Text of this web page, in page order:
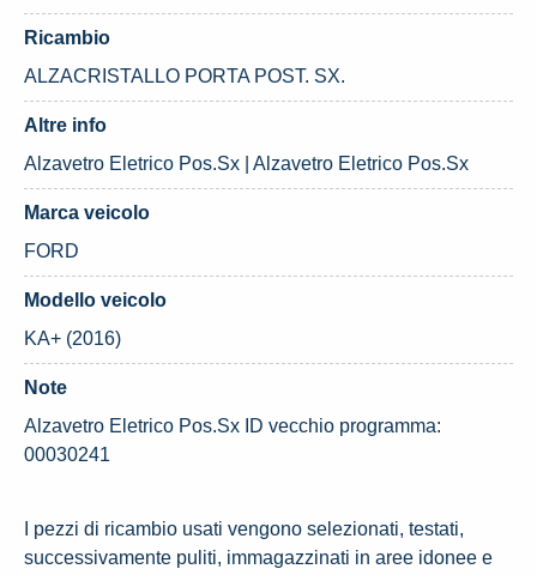
Ricambio
ALZACRISTALLO PORTA POST. SX.
Altre info
Alzavetro Eletrico Pos.Sx | Alzavetro Eletrico Pos.Sx
Marca veicolo
FORD
Modello veicolo
KA+ (2016)
Note
Alzavetro Eletrico Pos.Sx ID vecchio programma:
00030241
I pezzi di ricambio usati vengono selezionati, testati,
successivamente puliti, immagazzinati in aree idonee e